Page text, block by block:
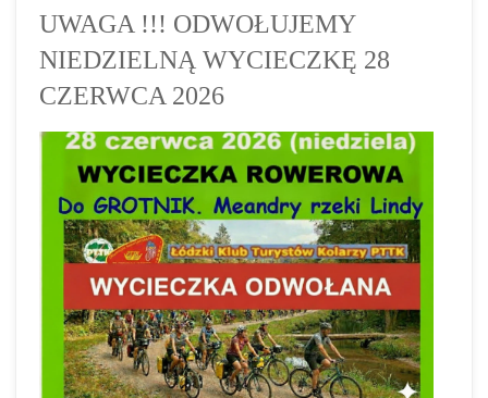
UWAGA !!! ODWOŁUJEMY
NIEDZIELNĄ WYCIECZKĘ 28
CZERWCA 2026